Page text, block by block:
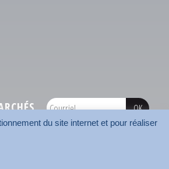
du site internet et pour réaliser